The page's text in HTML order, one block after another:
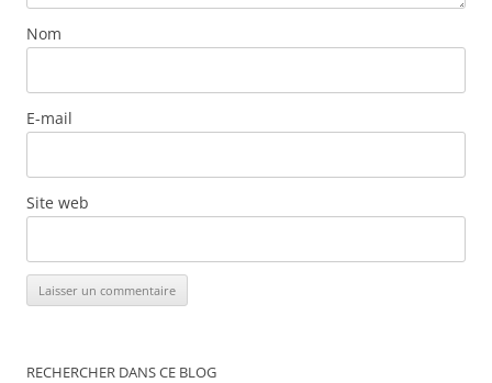
Nom
E-mail
Site web
RECHERCHER DANS CE BLOG